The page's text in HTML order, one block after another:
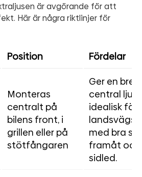
är avgörande för att
Här är några riktlinjer för
Position Fördelar
Monteras
centralt på
bilens front, i
grillen eller på
stötfångaren
Ger en
central
idealisk för
med bra
framåt och
sidled.